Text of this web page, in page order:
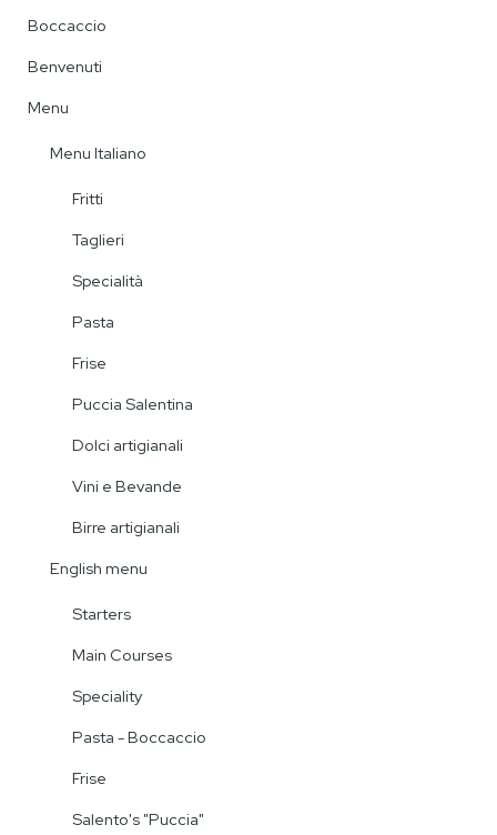
Boccaccio
Benvenuti
Menu
Menu Italiano
Fritti
Taglieri
Specialità
Pasta
Frise
Puccia Salentina
Dolci artigianali
Vini e Bevande
Birre artigianali
English menu
Starters
Main Courses
Speciality
Pasta - Boccaccio
Frise
Salento's "Puccia"